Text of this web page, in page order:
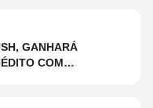
GANHARÁ
COM